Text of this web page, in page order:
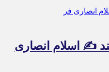
✍️ اسلام انصاری